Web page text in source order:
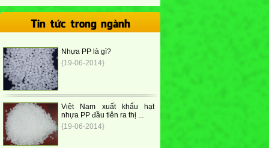
Tin tức trong ngành
Nhựa PP là gì?
{19-06-2014}
Việt Nam xuất khẩu hạt
nhựa PP đầu tiên ra thị ...
{19-06-2014}